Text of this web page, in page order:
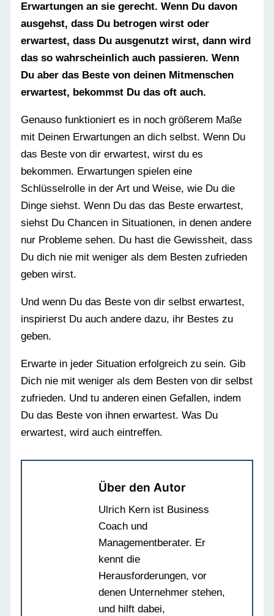
Erwartungen an sie gerecht. Wenn Du davon
ausgehst, dass Du betrogen wirst oder
erwartest, dass Du ausgenutzt wirst, dann wird
das so wahrscheinlich auch passieren. Wenn
Du aber das Beste von deinen Mitmenschen
erwartest, bekommst Du das oft auch.
Genauso funktioniert es in noch größerem Maße
mit Deinen Erwartungen an dich selbst. Wenn Du
das Beste von dir erwartest, wirst du es
bekommen. Erwartungen spielen eine
Schlüsselrolle in der Art und Weise, wie Du die
Dinge siehst. Wenn Du das das Beste erwartest,
siehst Du Chancen in Situationen, in denen andere
nur Probleme sehen. Du hast die Gewissheit, dass
Du dich nie mit weniger als dem Besten zufrieden
geben wirst.
Und wenn Du das Beste von dir selbst erwartest,
inspirierst Du auch andere dazu, ihr Bestes zu
geben.
Erwarte in jeder Situation erfolgreich zu sein. Gib
Dich nie mit weniger als dem Besten von dir selbst
zufrieden. Und tu anderen einen Gefallen, indem
Du das Beste von ihnen erwartest. Was Du
erwartest, wird auch eintreffen.
Über den Autor
Ulrich Kern ist Business
Coach und
Managementberater. Er
kennt die
Herausforderungen, vor
denen Unternehmer stehen,
und hilft dabei,